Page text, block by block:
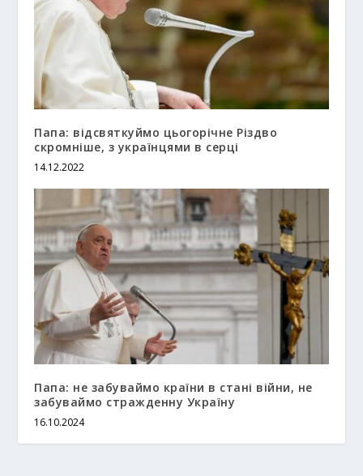
Папа: відсвяткуймо цьогорічне Різдво
скромніше, з українцями в серці
14.12.2022
Папа: не забуваймо країни в стані війни, не
забуваймо стражденну Україну
16.10.2024